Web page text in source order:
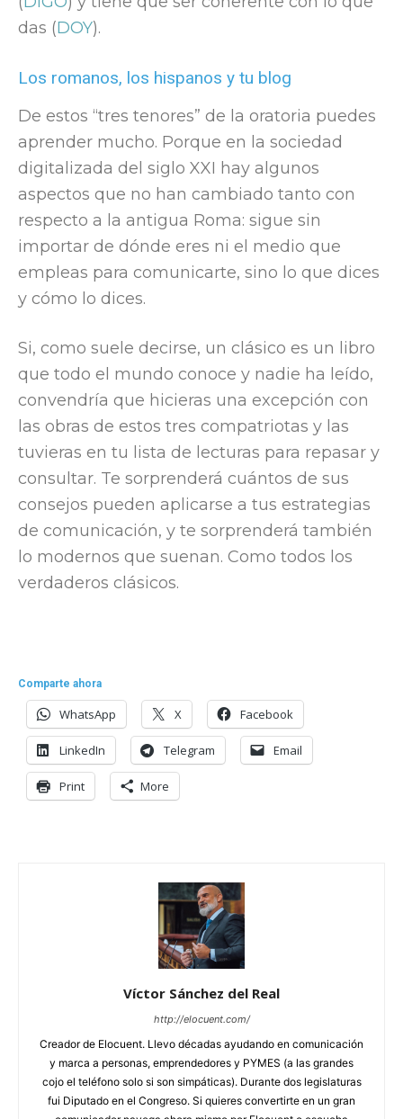
das (DOY).
Los romanos, los hispanos y tu blog
De estos “tres tenores” de la oratoria puedes
aprender mucho. Porque en la sociedad
digitalizada del siglo XXI hay algunos
aspectos que no han cambiado tanto con
respecto a la antigua Roma: sigue sin
importar de dónde eres ni el medio que
empleas para comunicarte, sino lo que dices
y cómo lo dices.
Si, como suele decirse, un clásico es un libro
que todo el mundo conoce y nadie ha leído,
convendría que hicieras una excepción con
las obras de estos tres compatriotas y las
tuvieras en tu lista de lecturas para repasar y
consultar. Te sorprenderá cuántos de sus
consejos pueden aplicarse a tus estrategias
de comunicación, y te sorprenderá también
lo modernos que suenan. Como todos los
verdaderos clásicos.
Comparte ahora
WhatsApp X Facebook
LinkedIn Telegram Email
Print More
Víctor Sánchez del Real
http://elocuent.com/
Creador de Elocuent. Llevo décadas ayudando en comunicación
y marca a personas, emprendedores y PYMES (a las grandes
cojo el teléfono solo si son simpáticas). Durante dos legislaturas
fui Diputado en el Congreso. Si quieres convertirte en un gran